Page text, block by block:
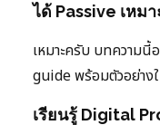
ได้ Passive เหม
เหมาะครับ บทความ
guide พร้อมตัวอย่าง
เรียนรู้ Digital